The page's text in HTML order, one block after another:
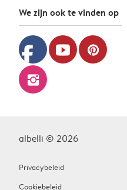
We zijn ook te vinden op
facebook youtube pinterest
instagram
albelli © 2026
Privacybeleid
Cookiebeleid